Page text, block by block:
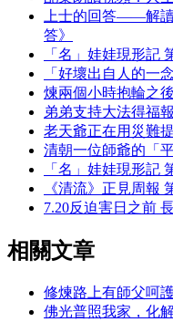
上士的回答——解
答》
「名」娃娃現形記
「好壞出自人的一
煉兩個小時抱輪之
弟弟支持大法得福報
老天爺正在用災難
清朝一位師爺的「
「名」娃娃現形記
《清流》正見周報
7.20反迫害日之前
相關文章
修煉路上有師父呵
佛光普照我家，化